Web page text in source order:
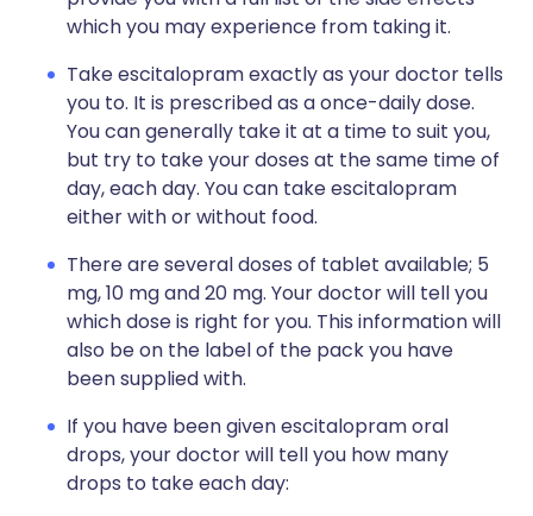
which you may experience from taking it.
Take escitalopram exactly as your doctor tells
you to. It is prescribed as a once-daily dose.
You can generally take it at a time to suit you,
but try to take your doses at the same time of
day, each day. You can take escitalopram
either with or without food.
There are several doses of tablet available; 5
mg, 10 mg and 20 mg. Your doctor will tell you
which dose is right for you. This information will
also be on the label of the pack you have
been supplied with.
If you have been given escitalopram oral
drops, your doctor will tell you how many
drops to take each day: